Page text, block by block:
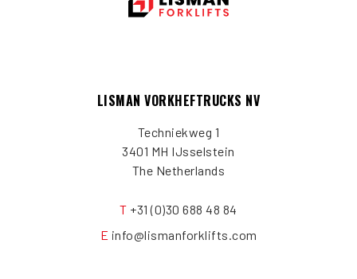
LISMAN VORKHEFTRUCKS NV
Techniekweg 1
3401 MH IJsselstein
The Netherlands
T +31 (0)30 688 48 84
E info@lismanforklifts.com